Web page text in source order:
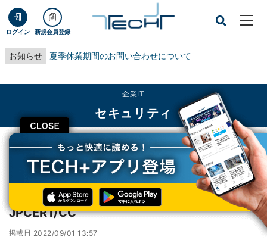
ログイン 新規会員登録
お知らせ 夏季休業期間のお問い合わせについて
CLOSE
企業IT
セキュリティ
TECH+ 企業IT
セキュリティ
フィッシングサイトのURLを公開、JPCERT/CC
フィッシングサイトのURLを公開、
JPCERT/CC
掲載日 2022/09/01 13:57